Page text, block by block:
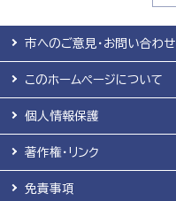
市へのご意見・お問い合わせ
このホームページについて
個人情報保護
著作権・リンク
免責事項